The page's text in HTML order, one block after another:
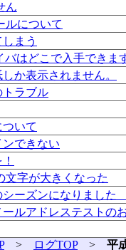
ん
ルについて
まう
バはどこで入手できま
か表示されません。
トラブル
いて
できない
文字が大きくなった
シーズンになりまし
ルアドレステストの
> ログTOP> 平